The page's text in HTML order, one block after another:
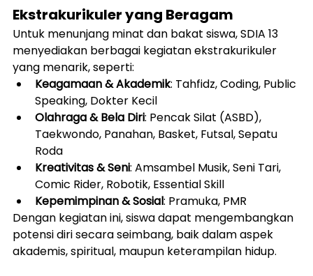
Ekstrakurikuler yang Beragam
Untuk menunjang minat dan bakat siswa, SDIA 13
menyediakan berbagai kegiatan ekstrakurikuler
yang menarik, seperti:
Keagamaan & Akademik: Tahfidz, Coding, Public
Speaking, Dokter Kecil
Olahraga & Bela Diri: Pencak Silat (ASBD),
Taekwondo, Panahan, Basket, Futsal, Sepatu
Roda
Kreativitas & Seni: Amsambel Musik, Seni Tari,
Comic Rider, Robotik, Essential Skill
Kepemimpinan & Sosial: Pramuka, PMR
Dengan kegiatan ini, siswa dapat mengembangkan
potensi diri secara seimbang, baik dalam aspek
akademis, spiritual, maupun keterampilan hidup.